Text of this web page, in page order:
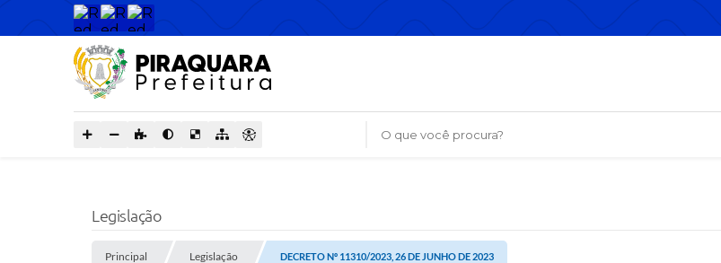
O que você procura?
Legislação
Principal Legislação DECRETO Nº 11310/2023, 26 DE JUNHO DE 2023